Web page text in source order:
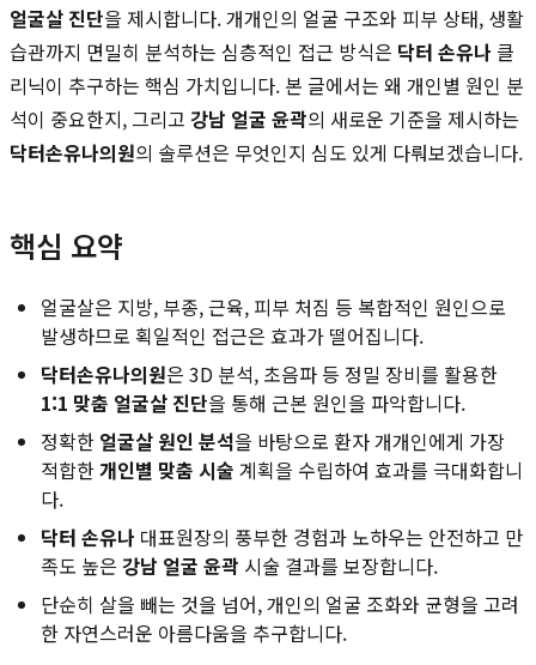
얼굴살 진단을 제시합니다. 개개인의 얼굴 구조와 피부 상태, 생활
습관까지 면밀히 분석하는 심층적인 접근 방식은 닥터 손유나 클
리닉이 추구하는 핵심 가치입니다. 본 글에서는 왜 개인별 원인 분
석이 중요한지, 그리고 강남 얼굴 윤곽의 새로운 기준을 제시하는
닥터손유나의원의 솔루션은 무엇인지 심도 있게 다뤄보겠습니다.
핵심 요약
얼굴살은 지방, 부종, 근육, 피부 처짐 등 복합적인 원인으로
발생하므로 획일적인 접근은 효과가 떨어집니다.
닥터손유나의원은 3D 분석, 초음파 등 정밀 장비를 활용한
1:1 맞춤 얼굴살 진단을 통해 근본 원인을 파악합니다.
정확한 얼굴살 원인 분석을 바탕으로 환자 개개인에게 가장
적합한개인별 맞춤 시술 계획을 수립하여 효과를 극대화합니
다.
닥터 손유나 대표원장의 풍부한 경험과 노하우는 안전하고 만
족도 높은 강남 얼굴 윤곽 시술 결과를 보장합니다.
단순히 살을 빼는 것을 넘어, 개인의 얼굴 조화와 균형을 고려
한 자연스러운 아름다움을 추구합니다.